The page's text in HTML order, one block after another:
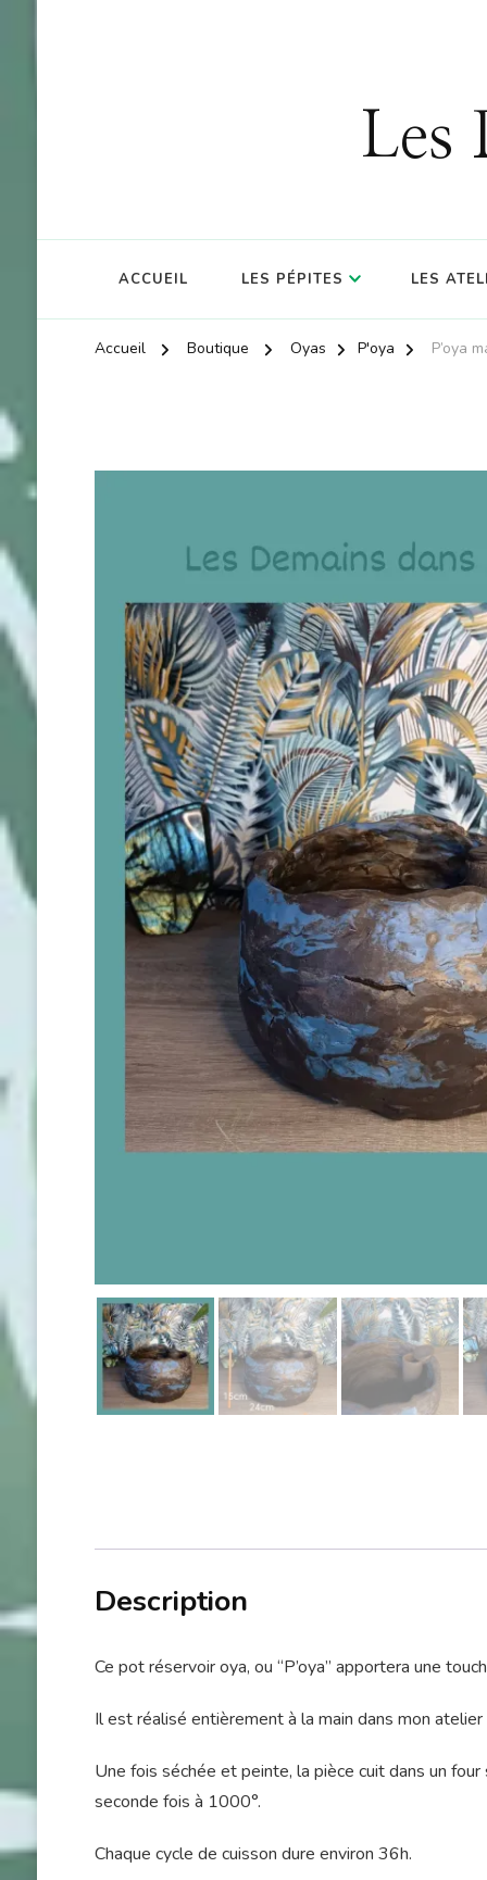
Les
ACCUEIL LES PÉPITES LES
Accueil Boutique Oyas P'oya P’oya
Description
Ce pot réservoir oya, ou “P’oya” apportera une
Il est réalisé entièrement à la main dans mon
Une fois séchée et peinte, la pièce cuit dans un
seconde fois à 1000°.
Chaque cycle de cuisson dure environ 36h.